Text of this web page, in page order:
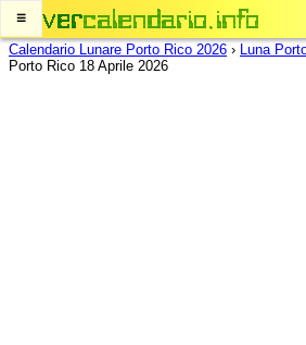
≡
Calendario Lunare Porto Rico 2026 › Luna
Porto Rico 18 Aprile 2026